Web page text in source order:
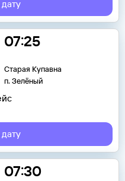
07:25
Старая Купавна
п. Зелёный
07:30